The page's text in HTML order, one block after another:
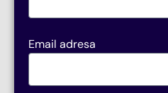
Email adresa